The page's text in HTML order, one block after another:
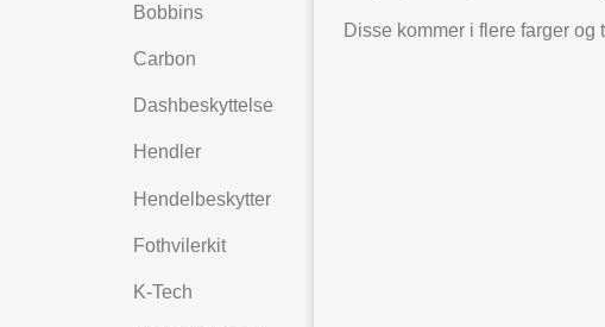
Bobbins
Carbon
Dashbeskyttelse
Hendler
Hendelbeskytter
Fothvilerkit
K-Tech
Disse kommer i flere farger og